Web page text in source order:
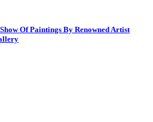
Of Paintings By Renowned Artist